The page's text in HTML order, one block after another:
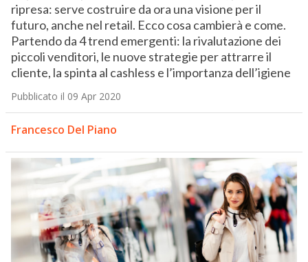
ripresa: serve costruire da ora una visione per il
futuro, anche nel retail. Ecco cosa cambierà e come.
Partendo da 4 trend emergenti: la rivalutazione dei
piccoli venditori, le nuove strategie per attrarre il
cliente, la spinta al cashless e l’importanza dell’igiene
Pubblicato il 09 Apr 2020
Francesco Del Piano